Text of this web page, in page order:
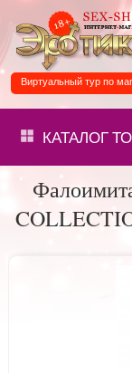
Виртуальный тур по
КАТАЛОГ